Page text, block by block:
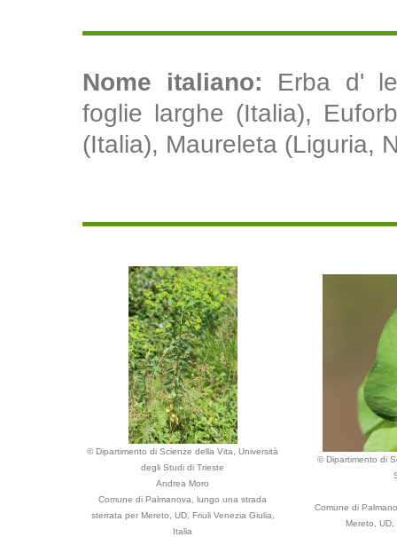
Nome italiano: Erba d'
foglie larghe (Italia),
(Italia), Maureleta (Liguria,
© Dipartimento di Scienze della Vita, Università
degli Studi di Trieste
Andrea Moro
Comune di Palmanova, lungo una strada
sterrata per Mereto, UD, Friuli Venezia Giulia,
Italia
© Dipartimento di
Comune di
Mereto,